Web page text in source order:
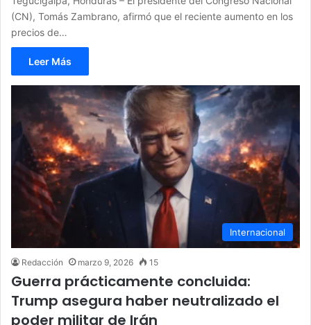
(CN), Tomás Zambrano, afirmó que el reciente aumento en los
precios de…
Leer Más
Internacional
Redacción marzo 9, 2026 15
Guerra prácticamente concluida:
Trump asegura haber neutralizado el
poder militar de Irán